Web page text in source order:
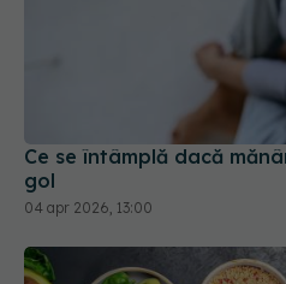
Ce se întâmplă dacă